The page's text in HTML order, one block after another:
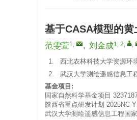
基于CASA模型的
范雯萱1, , 刘金成1, 2, ,
1.
西北农林科技大学资源环
2.
武汉大学测绘遥感信息工
基金项目:
国家自然科学基金项目
陕西省重点研发计划 2025NC-
武汉大学测绘遥感信息工程国